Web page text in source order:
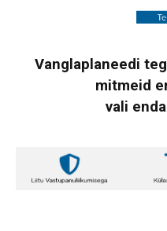
Vanglaplaneedi
mitmeid
vali